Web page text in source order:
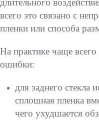
всего это связано с
пленки или способа
На практике чаще
ошибки:
для заднего стекла
сплошная пленка
чего ухудшается